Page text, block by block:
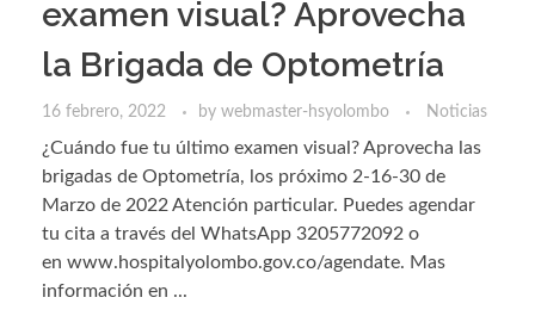
examen visual? Aprovecha
la Brigada de Optometría
16 febrero, 2022 by webmaster-hsyolombo Noticias
¿Cuándo fue tu último examen visual? Aprovecha las
brigadas de Optometría, los próximo 2-16-30 de
Marzo de 2022 Atención particular. Puedes agendar
tu cita a través del WhatsApp 3205772092 o
en www.hospitalyolombo.gov.co/agendate. Mas
información en ...